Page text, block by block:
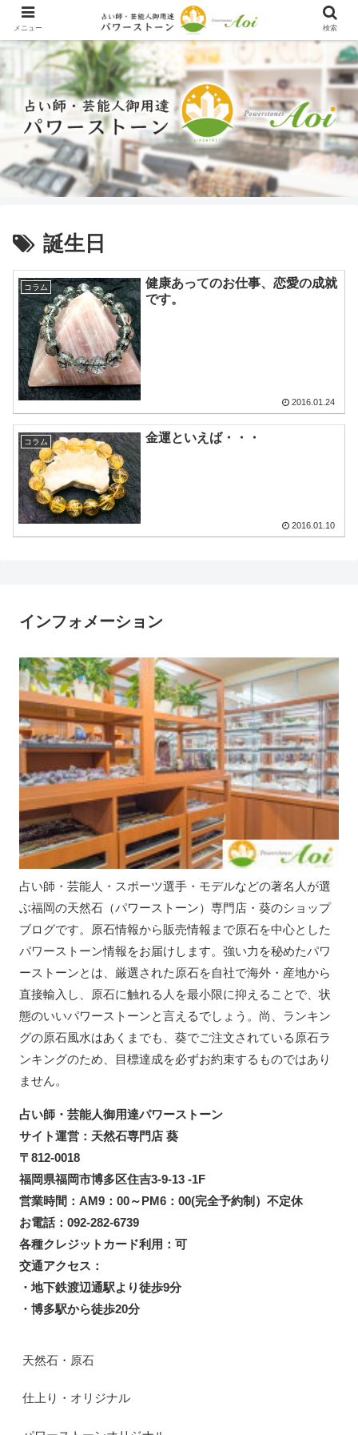
誕生日
コラム
健康あってのお仕事、恋愛の成就
です。
2016.01.24
コラム 金運といえば・・・
2016.01.10
インフォメーション
占い師・芸能人・スポーツ選手・モデルなどの著名人が選
ぶ福岡の天然石（パワーストーン）専門店・葵のショップ
ブログです。原石情報から販売情報まで原石を中心とした
パワーストーン情報をお届けします。強い力を秘めたパワ
ーストーンとは、厳選された原石を自社で海外・産地から
直接輸入し、原石に触れる人を最小限に抑えることで、状
態のいいパワーストーンと言えるでしょう。尚、ランキン
グの原石風水はあくまでも、葵でご注文されている原石ラ
ンキングのため、目標達成を必ずお約束するものではあり
ません。
占い師・芸能人御用達パワーストーン
サイト運営：天然石専門店 葵
〒812-0018
福岡県福岡市博多区住吉3-9-13 -1F
営業時間：AM9：00～PM6：00(完全予約制）不定休
お電話：092-282-6739
各種クレジットカード利用：可
交通アクセス：
・地下鉄渡辺通駅より徒歩9分
・博多駅から徒歩20分
天然石・原石
仕上り・オリジナル
メニュー 検索